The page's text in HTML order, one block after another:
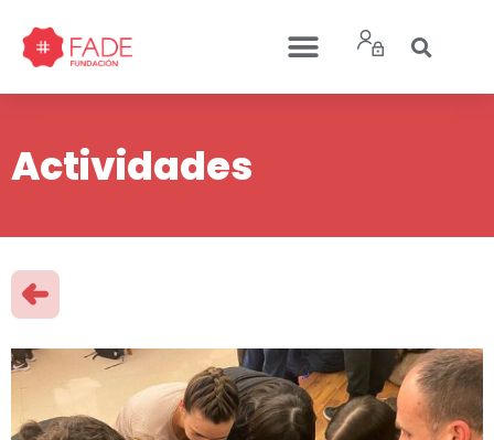
Actividades